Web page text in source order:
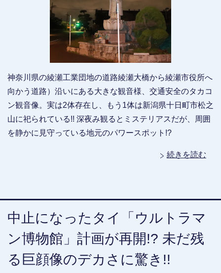
神奈川県の綾瀬工業団地の道路綾瀬大橋から綾瀬市役所へ
向かう道路）沿いにある大きな観音様、交通安全のタカコ
ン観音像。実は2体存在し、もう1体は新潟県十日町市松之
山に祀られている!! 深夜み観るとミステリアスだが、周囲
を静かに見守っている地元のパワースポット!?
続きを読む
中止になったタイ「ウルトラマ
ン博物館」計画が再開!? 未だ残
る巨顔像のデカさに驚き!!